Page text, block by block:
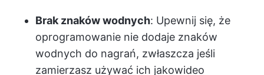
Brak znaków wodnych: Upewnij się, że
oprogramowanie nie dodaje znaków
wodnych do nagrań, zwłaszcza jeśli
zamierzasz używać ich jakowideo